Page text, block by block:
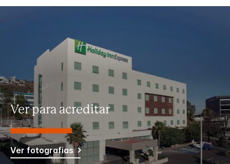
Ver para acreditar
Ver fotografias